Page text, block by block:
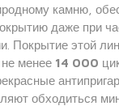
камню,
даже при
Покрытие этой
менее 14 000
обходиться